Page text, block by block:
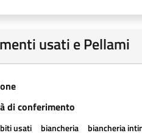
usati e Pellami
di conferimento
usati biancheria biancheria